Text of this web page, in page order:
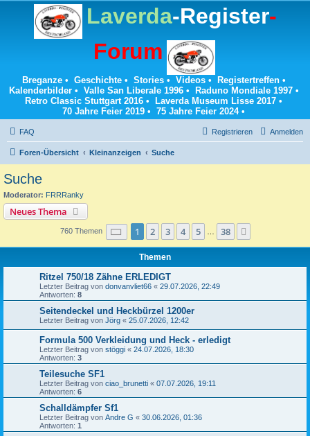
Laverda-Register-
Forum
Breganze• Geschichte• Stories• Videos• Registertreffen•
Kalenderbilder• Valle San Liberale 1996• Raduno Mondiale 1997•
Retro Classic Stuttgart 2016 • Laverda Museum Lisse 2017 •
70 Jahre Feier 2019 • 75 Jahre Feier 2024•
FAQ Anmelden
Registrieren
Foren-Übersicht Kleinanzeigen Suche
Suche
Moderator: FRRRanky
Neues Thema
760 Themen Seite 1von 38
1 2 3 4 5 38
Themen
Ritzel 750/18 Zähne ERLEDIGT
Letzter Beitrag von donvanvliet66 « 29.07.2026, 22:49
Antworten: 8
Seitendeckel und Heckbürzel 1200er
Letzter Beitrag von Jörg « 25.07.2026, 12:42
Formula 500 Verkleidung und Heck - erledigt
Letzter Beitrag von stöggi « 24.07.2026, 18:30
Antworten: 3
Teilesuche SF1
Letzter Beitrag von ciao_brunetti « 07.07.2026, 19:11
Antworten: 6
Schalldämpfer Sf1
Letzter Beitrag von Andre G « 30.06.2026, 01:36
Antworten: 1